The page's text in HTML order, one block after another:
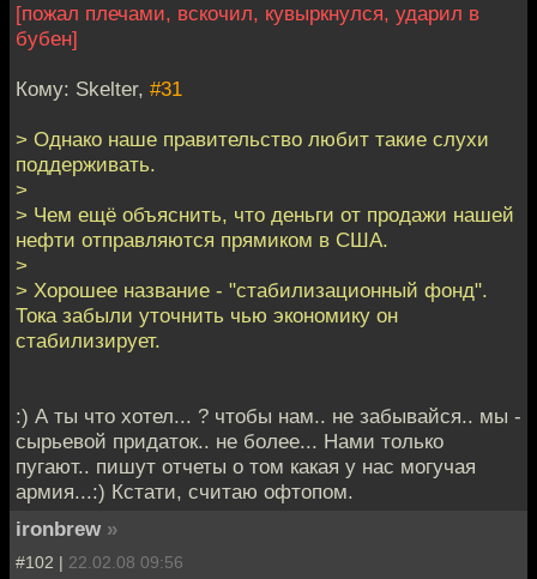
[пожал плечами, вскочил, кувыркнулся, ударил в
бубен]
Кому: Skelter, #31
> Однако наше правительство любит такие слухи
поддерживать.
>
> Чем ещё объяснить, что деньги от продажи нашей
нефти отправляются прямиком в США.
>
> Хорошее название - "стабилизационный фонд".
Тока забыли уточнить чью экономику он
стабилизирует.
:) А ты что хотел... ? чтобы нам.. не забывайся.. мы -
сырьевой придаток.. не более... Нами только
пугают.. пишут отчеты о том какая у нас могучая
армия...:) Кстати, считаю офтопом.
ironbrew »
#102 | 22.02.08 09:56